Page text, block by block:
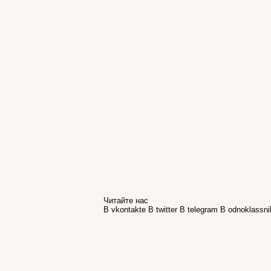
Читайте нас
В vkontakte В twitter В telegram В